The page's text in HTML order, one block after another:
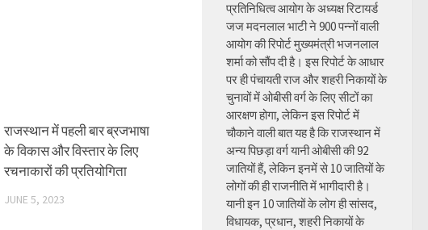
राजस्थान में पहली बार ब्रजभाषा
के विकास और विस्तार के लिए
रचनाकारों की प्रतियोगिता
JUNE 5, 2023
प्रतिनिधित्व आयोग के अध्यक्ष रिटायर्ड
जज मदनलाल भाटी ने 900 पन्नों वाली
आयोग की रिपोर्ट मुख्यमंत्री भजनलाल
शर्मा को सौंप दी है। इस रिपोर्ट के आधार
पर ही पंचायती राज और शहरी निकायों के
चुनावों में ओबीसी वर्ग के लिए सीटों का
आरक्षण होगा, लेकिन इस रिपोर्ट में
चौकाने वाली बात यह है कि राजस्थान में
अन्य पिछड़ा वर्ग यानी ओबीसी की 92
जातियों हैं, लेकिन इनमें से 10 जातियों के
लोगों की ही राजनीति में भागीदारी है।
यानी इन 10 जातियों के लोग ही सांसद,
विधायक, प्रधान, शहरी निकायों के